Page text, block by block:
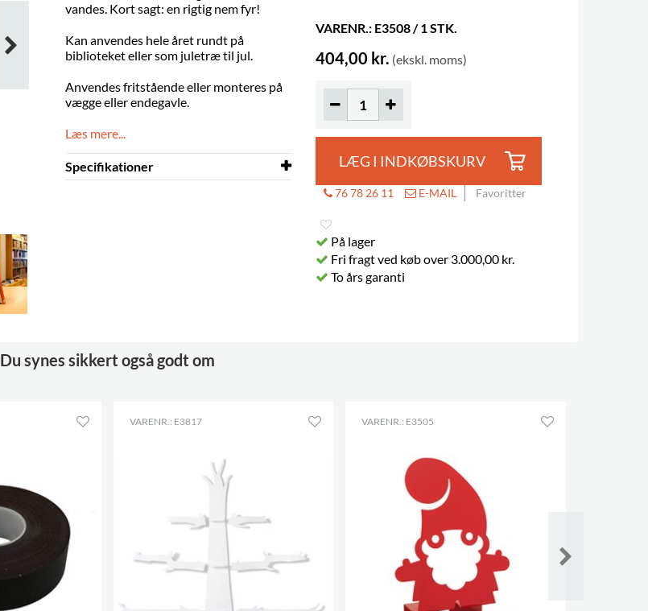
vandes. Kort sagt: en rigtig nem fyr!
Kan anvendes hele året rundt på
biblioteket eller som juletræ til jul.
Anvendes fritstående eller monteres på
vægge eller endegavle.
Læs mere...
Specifikationer
Andet
Nøglehulsbeslag
VARENR.: E3508 / 1 STK.
404,00 kr. (ekskl. moms)
LÆG I INDKØBSKURV
76 78 26 11 E-MAIL Favoritter
På lager
Fri fragt ved køb over 3.000,00 kr.
To års garanti
Du synes sikkert også godt om
VARENR.: E3817 VARENR.: E3505